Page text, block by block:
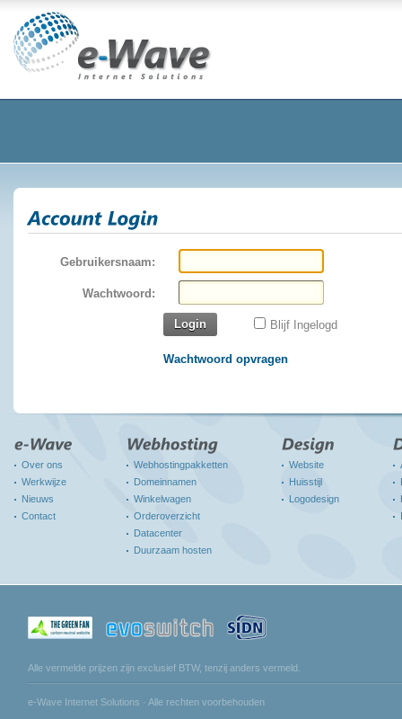
Gebruikersnaam:
Wachtwoord:
Login Blijf Ingelogd
Wachtwoord opvragen
Over ons
Werkwijze
Nieuws
Contact
Webhostingpakketten
Domeinnamen
Winkelwagen
Orderoverzicht
Datacenter
Duurzaam hosten
Website
Huisstijl
Logodesign
Alle vermelde prijzen zijn exclusief BTW, tenzij anders vermeld.
e-Wave Internet Solutions · Alle rechten voorbehouden